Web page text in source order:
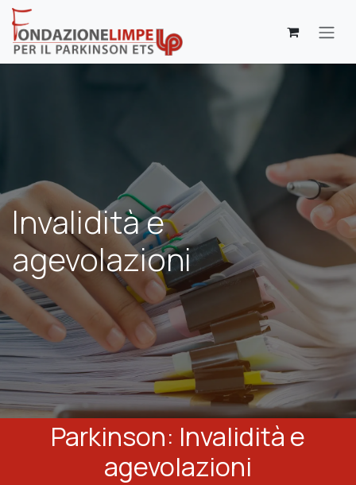
Passa al contenuto
Invalidità e
agevolazioni
Parkinson: Invalidità e
agevolazioni